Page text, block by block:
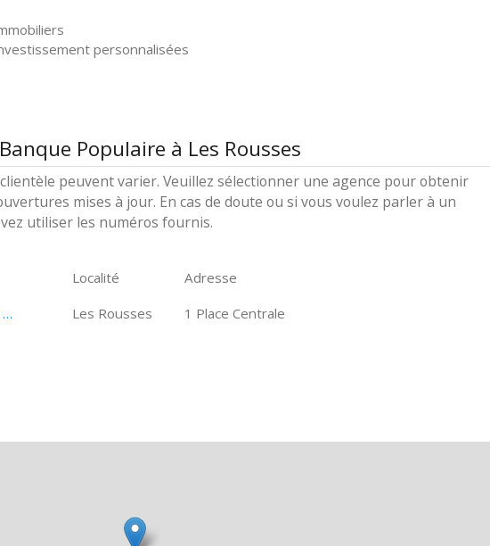
personnalisées
Populaire à Les Rousses
peuvent varier. Veuillez sélectionner une agence pour obtenir
mises à jour. En cas de doute ou si vous voulez parler à un
utiliser les numéros fournis.
Localité
Adresse
Banque Populaire Les Rousses 1 Place Centrale
Les Rousses 1 Place Centrale